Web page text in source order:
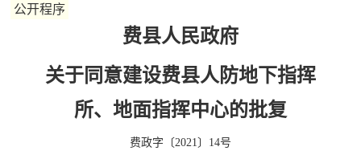
公开程序
费县人民政府
关于同意建设费县人防地下指挥
所、 地面指挥中心的批复
费政字〔2021〕14号